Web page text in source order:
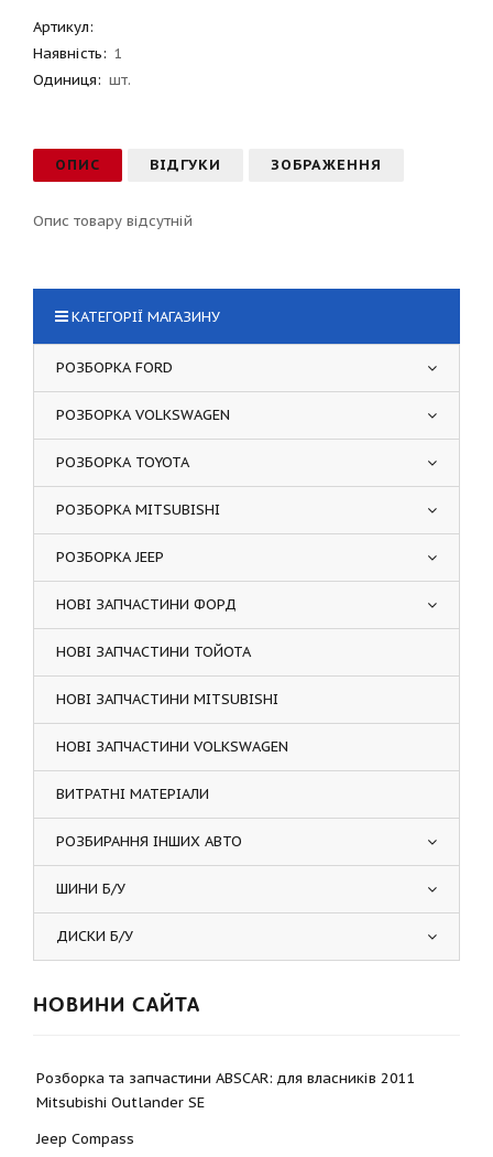
Артикул:
Наявність: 1
Одиниця: шт.
ОПИС ВІДГУКИ ЗОБРАЖЕННЯ
Опис товару відсутній
КАТЕГОРІЇ МАГАЗИНУ
РОЗБОРКА FORD
РОЗБОРКА VOLKSWAGEN
РОЗБОРКА TOYOTA
РОЗБОРКА MITSUBISHI
РОЗБОРКА JEEP
НОВІ ЗАПЧАСТИНИ ФОРД
НОВІ ЗАПЧАСТИНИ ТОЙОТА
НОВІ ЗАПЧАСТИНИ MITSUBISHI
НОВІ ЗАПЧАСТИНИ VOLKSWAGEN
ВИТРАТНІ МАТЕРІАЛИ
РОЗБИРАННЯ ІНШИХ АВТО
ШИНИ Б/У
ДИСКИ Б/У
НОВИНИ САЙТА
Розборка та запчастини ABSCAR: для власників 2011
Mitsubishi Outlander SE
Jeep Compass